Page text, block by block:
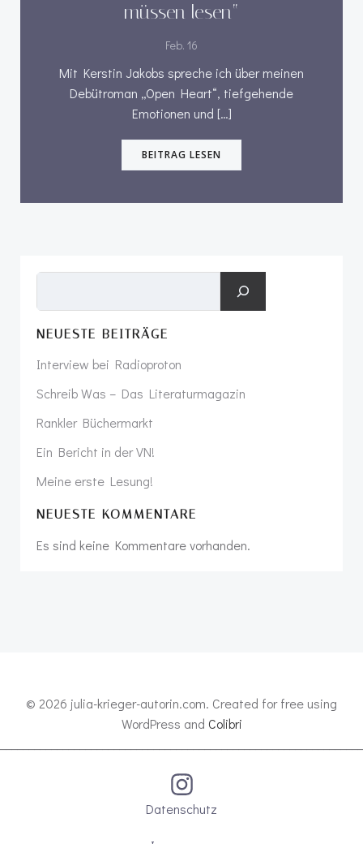
müssen lesen“
Feb. 16
Mit Kerstin Jakobs spreche ich über meinen
Debütroman „Open Heart“, tiefgehende
Emotionen und […]
BEITRAG LESEN
NEUESTE BEITRÄGE
Interview bei Radioproton
Schreib Was – Das Literaturmagazin
Rankler Büchermarkt
Ein Bericht in der VN!
Meine erste Lesung!
NEUESTE KOMMENTARE
Es sind keine Kommentare vorhanden.
© 2026 julia-krieger-autorin.com. Created for free using
WordPress and Colibri
Datenschutz